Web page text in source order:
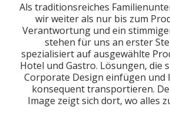
Als traditionsreiches
wir weiter als nur bis zum
Verantwortung und ein
stehen für uns an erster
spezialisiert auf ausgewählte
Hotel und Gastro. Lösungen, die
Corporate Design einfügen und
konsequent transportieren.
Image zeigt sich dort, wo alles